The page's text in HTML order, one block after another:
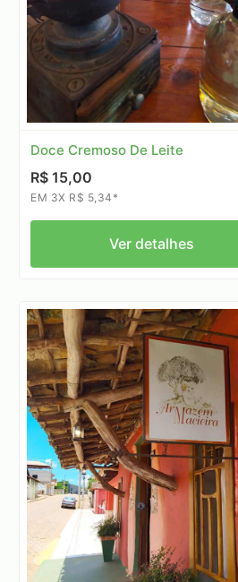
Doce Cremoso De Leite
R$ 15,00
EM 3X R$ 5,34*
Ver detalhes